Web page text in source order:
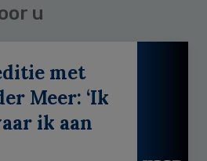
u
met
Meer: ‘Ik
ik aan